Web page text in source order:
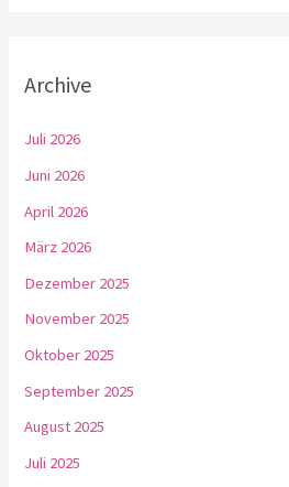
Archive
Juli 2026
Juni 2026
April 2026
März 2026
Dezember 2025
November 2025
Oktober 2025
September 2025
August 2025
Juli 2025